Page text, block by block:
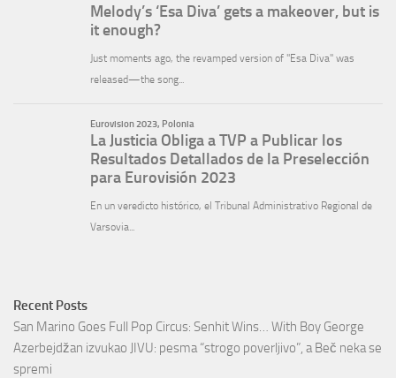
Recent Posts
San Marino Goes Full Pop Circus: Senhit Wins… With Boy George
Azerbejdžan izvukao JIVU: pesma “strogo poverljivo”, a Beč neka se
spremi